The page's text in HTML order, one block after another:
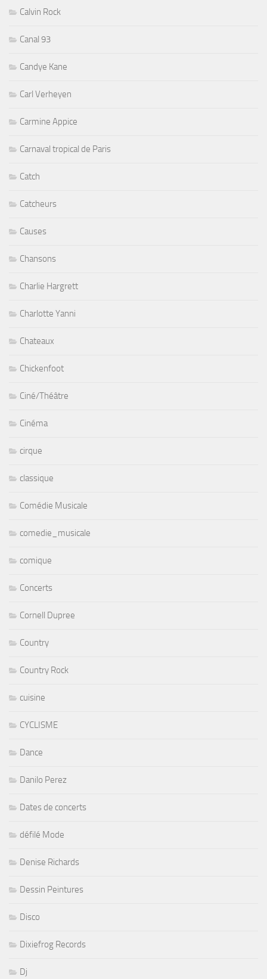
Calvin Rock
Canal 93
Candye Kane
Carl Verheyen
Carmine Appice
Carnaval tropical de Paris
Catch
Catcheurs
Causes
Chansons
Charlie Hargrett
Charlotte Yanni
Chateaux
Chickenfoot
Ciné/Théâtre
Cinéma
cirque
classique
Comédie Musicale
comedie_musicale
comique
Concerts
Cornell Dupree
Country
Country Rock
cuisine
CYCLISME
Dance
Danilo Perez
Dates de concerts
défilé Mode
Denise Richards
Dessin Peintures
Disco
Dixiefrog Records
Dj